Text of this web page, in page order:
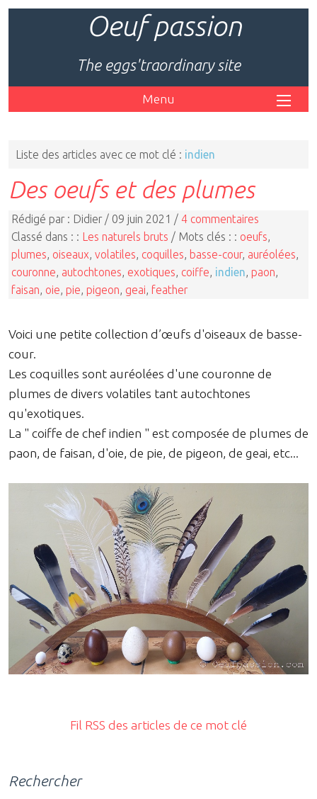
Oeuf passion
The eggs'traordinary site
Menu
Liste des articles avec ce mot clé : indien
Des oeufs et des plumes
Rédigé par : Didier / 09 juin 2021 / 4 commentaires
Classé dans : : Les naturels bruts / Mots clés : : oeufs
plumes oiseaux volatiles coquilles basse-cour, auréolées
couronne autochtones exotiques coiffe indien paon
faisan oie pie pigeon geai feather
Voici une petite collection d’œufs d'oiseaux de basse-
cour.
Les coquilles sont auréolées d'une couronne de
plumes de divers volatiles tant autochtones
qu'exotiques.
La " coiffe de chef indien " est composée de plumes de
paon, de faisan, d'oie, de pie, de pigeon, de geai, etc...
Fil RSS des articles de ce mot clé
Rechercher